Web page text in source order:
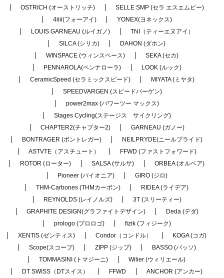
OSTRICH (オーストリッチ)
SELLE SMP (セラ エスエムピー)
4iiii(フォーアイ)
YONEX(ヨネックス)
LOUIS GARNEAU (ルイガノ)
TNI（ティーエヌアイ）
SILCA (シリカ)
DAHON (ダホン)
WINSPACE (ウィンスペース)
SEKA (セカ)
PENNAROLA(ペンナローラ)
LOOK (ルック)
CeramicSpeed (セラミックスピード)
MIYATA (ミヤタ)
SPEEDVARGEN (スピードバーゲン)
power2max (パワーツー マックス)
Stages Cycling(ステージス サイクリング)
CHAPTER2(チャプター2)
GARNEAU (ガノー)
BONTRAGER (ボントレガー)
NEILPRYDE(ニールプライド)
ASTVTE（アスチュート）
FFWD (ファストフォワード)
ROTOR (ローター)
SALSA (サルサ)
ORBEA (オルベア)
Pioneer (パイオニア)
GIRO (ジロ)
THM-Carbones (THMカーボン)
RIDEA (ライデア)
REYNOLDS (レイノルズ)
3T (スリーティー)
GRAPHITE DESIGN(グラファイトデザイン)
Deda (デダ)
prologo (プロロゴ)
fizik (フィジーク)
XENTIS (ゼンティス)
Condor（コンドル）
KOGA (コガ)
Scope(スコープ)
ZIPP (ジップ)
BASSO (バッソ)
TOMMASINI (トマジーニ)
Wilier (ウィリエール)
DT SWISS（DTスイス）
FFWD
ANCHOR (アンカー)